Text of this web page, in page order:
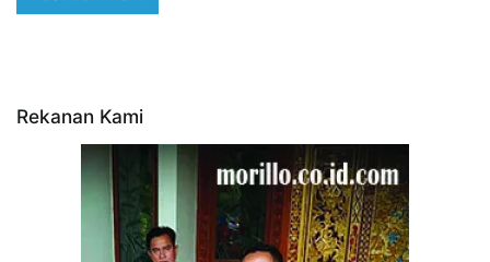
Rekanan Kami